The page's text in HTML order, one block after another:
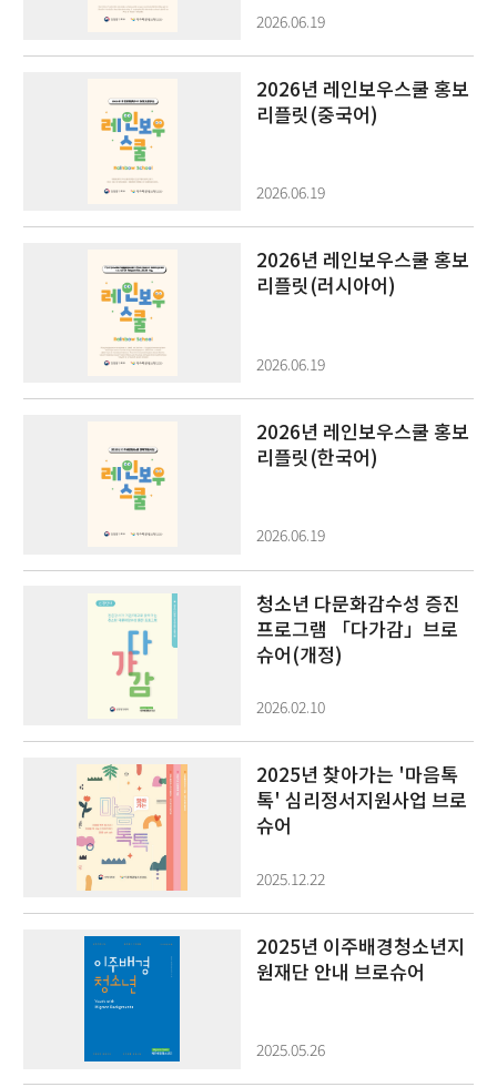
2026.06.19
2026년 레인보우스쿨 홍보
리플릿(중국어)
2026.06.19
2026년 레인보우스쿨 홍보
리플릿(러시아어)
2026.06.19
2026년 레인보우스쿨 홍보
리플릿(한국어)
2026.06.19
청소년 다문화감수성 증진
프로그램 「다가감」브로
슈어(개정)
2026.02.10
2025년 찾아가는 '마음톡
톡' 심리정서지원사업 브로
슈어
2025.12.22
2025년 이주배경청소년지
원재단 안내 브로슈어
2025.05.26